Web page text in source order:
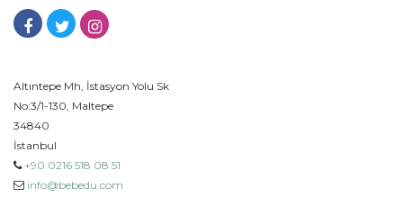
Altıntepe Mh, İstasyon Yolu Sk
No:3/1-130, Maltepe
34840
İstanbul
+90 0216 518 08 51
info@bebedu.com